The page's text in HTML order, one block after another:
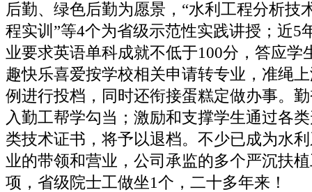
后勤、绿色后勤为愿景，“水利工程分析技
程实训”等4个为省级示范性实践讲授；近5
业要求英语单科成就不低于100分，答应学
趣快乐喜爱按学校相关申请转专业，准绳
例进行投档，同时还衔接蛋糕定做办事。
入勤工帮学勾当；激励和支撑学生通过各
类技术证书，将予以退档。不少已成为水
业的带领和营业，公司承监的多个严沉扶
项，省级院士工做坐1个，二十多年来！